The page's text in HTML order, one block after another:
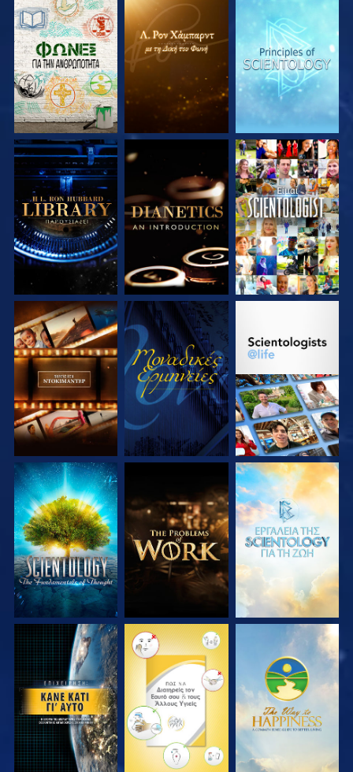
ΕΞΕΡΕΥΝΗΣΤΕ ΤΗ
ΣΕΙΡΑ
ΕΞΕΡΕΥΝΗΣΤΕ ΤΗ
ΣΕΙΡΑ
ΕΞΕΡΕΥΝΗΣΤΕ ΤΗ
ΣΕΙΡΑ
ΕΞΕΡΕΥΝΗΣΤΕ ΤΗ
ΣΕΙΡΑ
ΕΞΕΡΕΥΝΗΣΤΕ ΤΗ
ΣΕΙΡΑ
ΠΑΡΑΚΟΛΟΥΘΗΣΤΕ
ΕΞΕΡΕΥΝΗΣΤΕ ΤΗ
ΣΕΙΡΑ
ΠΑΡΑΚΟΛΟΥΘΗΣΤΕ
ΕΞΕΡΕΥΝΗΣΤΕ ΤΗ
ΕΞΕΡΕΥΝΗΣΤΕ ΤΗ
ΣΕΙΡΑ
ΕΞΕΡΕΥΝΗΣΤΕ ΤΗ
ΣΕΙΡΑ
ΕΞΕΡΕΥΝΗΣΤΕ ΤΗ
ΣΕΙΡΑ
ΠΑΡΑΚΟΛΟΥΘΗΣΤΕ ΠΑΡΑΚΟΛΟΥΘΗΣΤΕ ΠΑΡΑΚΟΛΟΥΘΗΣΤΕ